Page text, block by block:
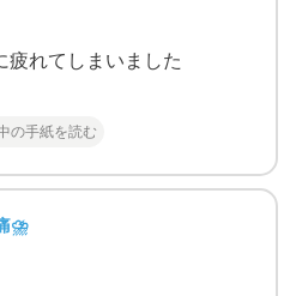
疲れてしまいました
の手紙を読む
⛈